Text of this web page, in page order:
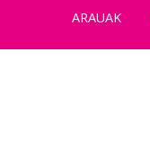
ARAUAK